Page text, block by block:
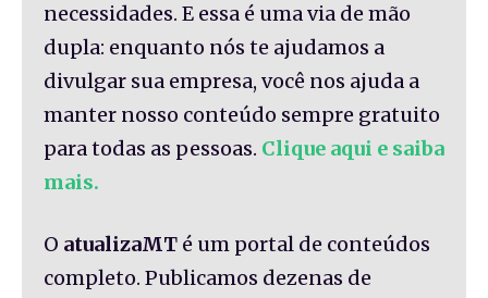
necessidades. E essa é uma via de mão
dupla: enquanto nós te ajudamos a
divulgar sua empresa, você nos ajuda a
manter nosso conteúdo sempre gratuito
para todas as pessoas. Clique aqui e saiba
mais.
O atualizaMT é um portal de conteúdos
completo. Publicamos dezenas de